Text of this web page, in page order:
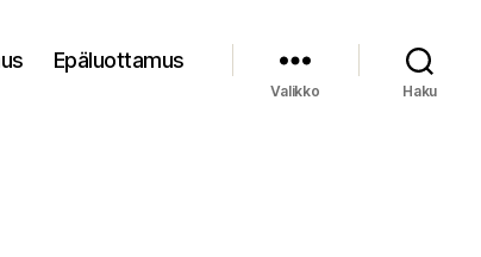
Epäluottamus
Valikko Haku